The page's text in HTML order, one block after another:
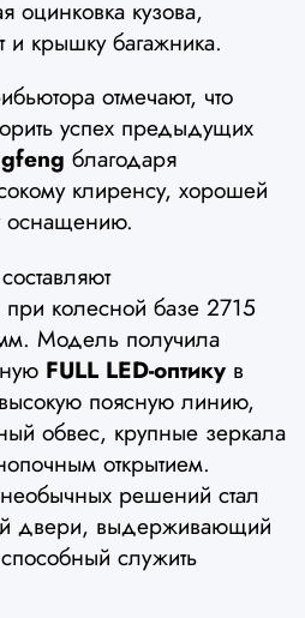
оцинковка кузова,
и крышку багажника.
отмечают, что
успех предыдущих
благодаря
клиренсу, хорошей
оснащению.
колесной базе 2715
Модель получила
FULL LED-оптику в
поясную линию,
обвес, крупные зеркала
открытием.
решений стал
двери, выдерживающий
служить